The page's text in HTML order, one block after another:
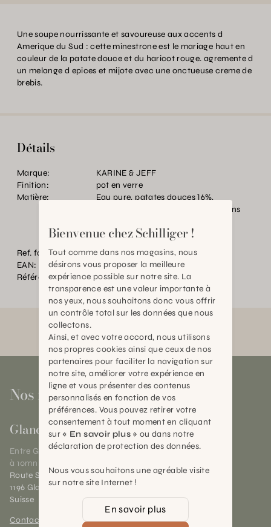
Une soupe nourrissante et savoureuse aux accents d
Amerique du Sud : cette minestrone est le mariage haut en
couleur de la patate douce et du haricot rouge. agremente d
un melange d epices et mijote avec une onctueuse creme de
brebis.
Détails
Marque:
KARINE & JEFF
Finition:
pot en verre
Matière:
Eau pure, patates douces 16%,
betteraves, haricots rouges, poivrons
Ref. fournisseur:
A30S03
EAN:
2000000619475
Référence:
BT.P95218.0000.0000.0000
Nos magasins
Gland
Entre Genève et Lausanne,
à 10mn de Nyon
Route Suisse 40
1196 Gland (VD)
Suisse
Contact et horaires
Bienvenue chez Schilliger !
Tout comme dans nos magasins, nous
désirons vous proposer la meilleure
expérience possible sur notre site. La
transparence est une valeur importante à
nos yeux, nous souhaitons donc vous offrir
un contrôle total sur les données que nous
collectons.
Ainsi, et avec votre accord, nous utilisons
nos propres cookies ainsi que ceux de nos
partenaires pour faciliter la navigation sur
notre site, améliorer votre expérience en
ligne et vous présenter des contenus
personnalisés en fonction de vos
préférences. Vous pouvez retirer votre
consentement à tout moment en cliquant
sur « En savoir plus » ou dans notre
déclaration de protection des données.
Nous vous souhaitons une agréable visite
sur notre site Internet !
En savoir plus